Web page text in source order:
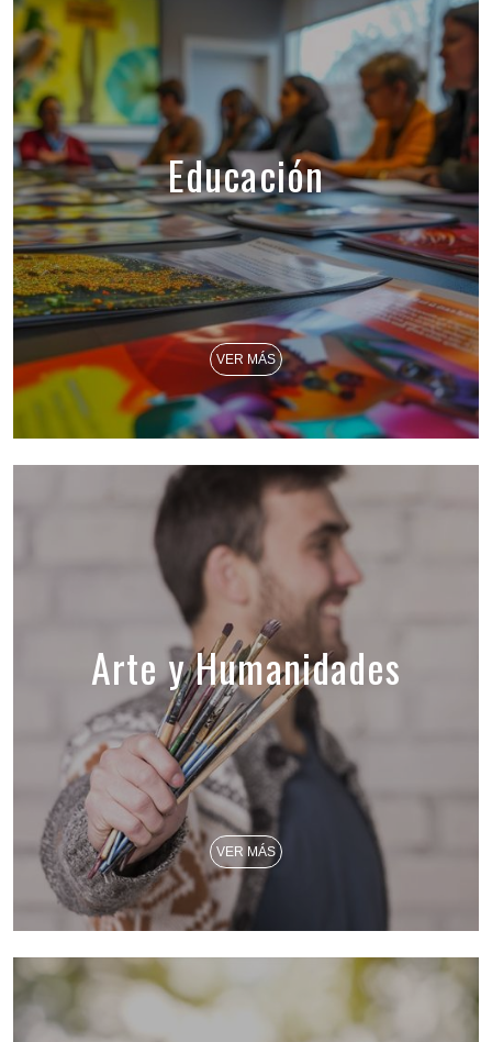
Educación
VER MÁS
Arte y Humanidades
VER MÁS